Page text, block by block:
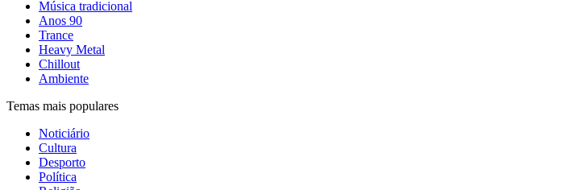
Música tradicional
Anos 90
Trance
Heavy Metal
Chillout
Ambiente
Temas mais populares
Noticiário
Cultura
Desporto
Política